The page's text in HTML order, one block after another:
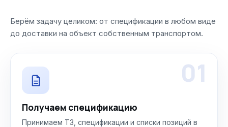
Берём задачу целиком: от спецификации в любом виде
до доставки на объект собственным транспортом.
01
Получаем спецификацию
Принимаем ТЗ, спецификации и списки позиций в